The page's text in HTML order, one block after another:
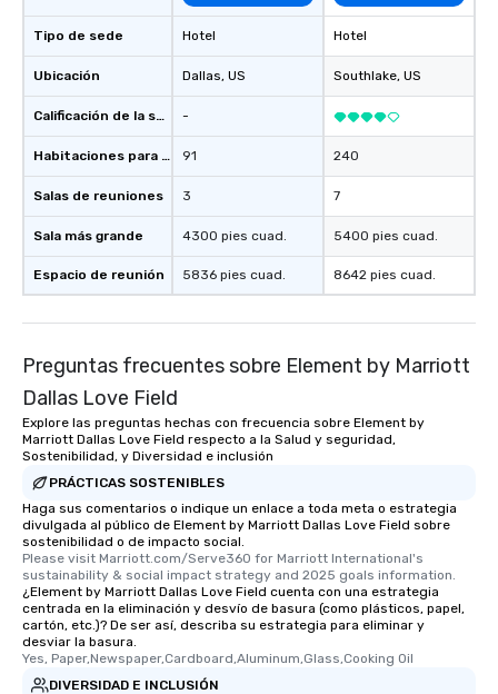
Tipo de sede
Ubicación
Calificación de la sede
Habitaciones para huéspedes
Salas de reuniones
Sala más grande
Espacio de reunión
Hotel
Dallas, US
-
91
3
4300 pies cuad.
5836 pies cuad.
Hotel
Southlake, US
240
7
5400 pies cuad.
8642 pies cuad.
Preguntas frecuentes sobre Element by Marriott
Dallas Love Field
Explore las preguntas hechas con frecuencia sobre Element by
Marriott Dallas Love Field respecto a la Salud y seguridad,
Sostenibilidad, y Diversidad e inclusión
PRÁCTICAS SOSTENIBLES
Haga sus comentarios o indique un enlace a toda meta o estrategia
divulgada al público de Element by Marriott Dallas Love Field sobre
sostenibilidad o de impacto social.
Please visit Marriott.com/Serve360 for Marriott International's
sustainability & social impact strategy and 2025 goals information.
¿Element by Marriott Dallas Love Field cuenta con una estrategia
centrada en la eliminación y desvío de basura (como plásticos, papel,
cartón, etc.)? De ser así, describa su estrategia para eliminar y
desviar la basura.
Yes, Paper,Newspaper,Cardboard,Aluminum,Glass,Cooking Oil
DIVERSIDAD E INCLUSIÓN